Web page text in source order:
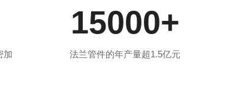
加
15000+
法兰管件的年产量超1.5亿元